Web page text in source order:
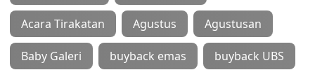
Acara Tirakatan Agustus Agustusan
Baby Galeri buyback emas buyback UBS